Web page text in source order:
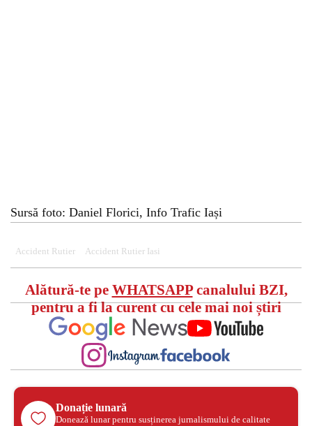
Sursă foto: Daniel Florici, Info Trafic Iași
Accident Rutier Accident Rutier Iasi
Alătură-te pe WHATSAPPcanalului BZI,
pentru a fi la curent cu cele mai noi știri
Donație lunară
Donează lunar pentru susținerea jurnalismului de calitate